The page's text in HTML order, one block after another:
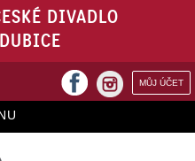
DIVADLO
MŮJ ÚČET
facebook